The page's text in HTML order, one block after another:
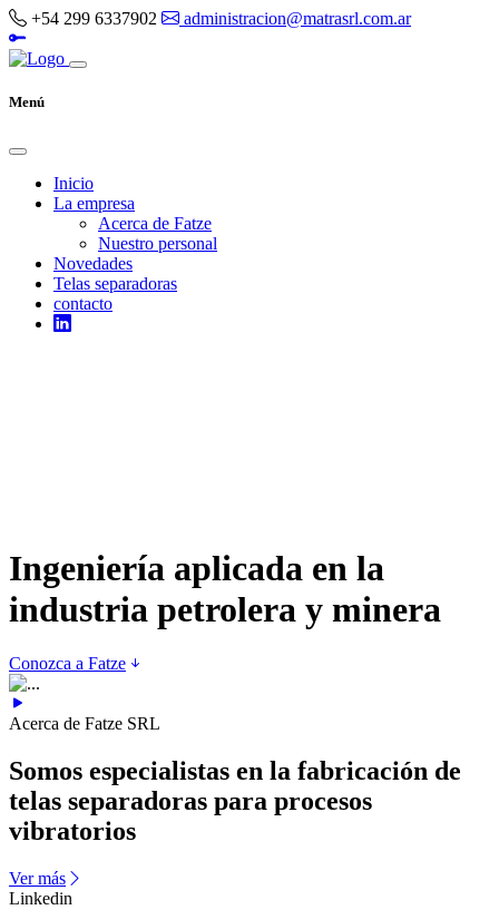
+54 299 6337902 administracion@matrasrl.com.ar
Menú
Inicio
La empresa
Acerca de Fatze
Nuestro personal
Novedades
Telas separadoras
contacto
Ingeniería aplicada en la
industria petrolera y minera
Conozca a Fatze
Acerca de Fatze SRL
Somos especialistas en la fabricación de
telas separadoras para procesos
vibratorios
Ver más
Linkedin